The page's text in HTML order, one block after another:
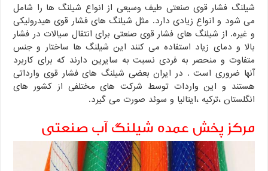
شیلنگ فشار قوی صنعتی طیف وسیعی از انواع شیلنگ ها را شامل
می شود و انواع زیادی دارد. مثل شیلنگ های فشار قوی هیدرولیکی
و غیره. از شیلنگ های فشار قوی صنعتی برای انتقال سیالات در فشار
بالا و دمای زیاد استفاده می کنند این شیلنگ ها ساختار و جنس
متفاوت و منحصر به فردی نسبت به سایرین دارند که برای کاربرد
آنها ضروری است . در ایران بعضی شیلنگ های فشار قوی وارداتی
هستند و این واردات توسط شرکت های مختلفی از کشور های
انگلستان ،ترکیه ،ایتالیا و سوئد صورت می گیرد.
مرکز پخش عمده شیلنگ آب صنعتی